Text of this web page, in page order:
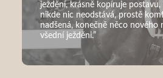
ježdění, krásně kopíruje
nikde nic neodstává, prostě
nadšená, konečně něco nového
všední ježděni.”